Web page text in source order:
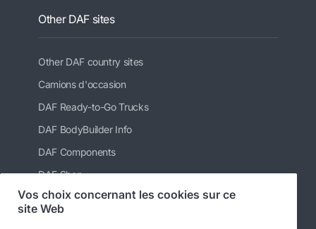
Other DAF sites
Other DAF country sites
Camions d'occasion
DAF Ready-to-Go Trucks
DAF BodyBuilder Info
DAF Components
DAF Shop
Vos choix concernant les cookies sur ce
site Web